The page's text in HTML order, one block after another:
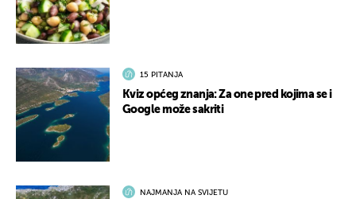
15 PITANJA
Kviz općeg znanja: Za one pred kojima se i
Google može sakriti
NAJMANJA NA SVIJETU